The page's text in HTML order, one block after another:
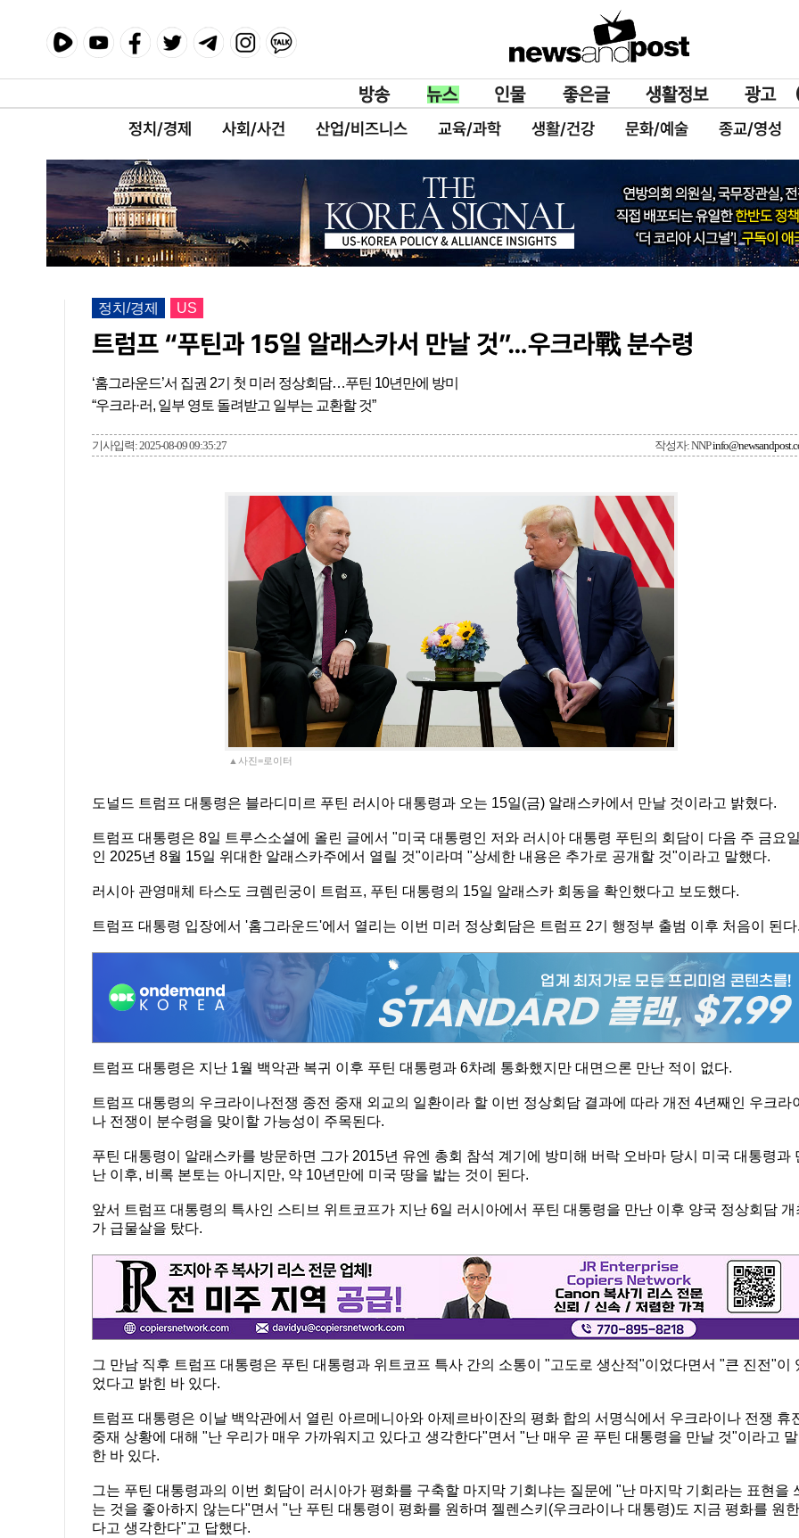
정치/경제 사회/사건 산업/비즈니스 교육/과학 생활/건강 문화/예술 종교/영성
정치/경제 US
트럼프 “푸틴과 15일 알래스카서 만날 것”…우크라戰 분수령
‘홈그라운드’서 집권 2기 첫 미러 정상회담…푸틴 10년만에 방미
“우크라·러, 일부 영토 돌려받고 일부는 교환할 것”
기사입력: 2025-08-09 09:35:27 작성자: NNP
▲사진=로이터
도널드 트럼프 대통령은 블라디미르 푸틴 러시아 대통령과 오는 15일(금) 알래스카에서 만날 것이라고 밝혔다.
트럼프 대통령은 8일 트루스소셜에 올린 글에서 "미국 대통령인 저와 러시아 대통령 푸틴의 회담이 다음 주 금요
인 2025년 8월 15일 위대한 알래스카주에서 열릴 것"이라며 "상세한 내용은 추가로 공개할 것"이라고 말했다.
러시아 관영매체 타스도 크렘린궁이 트럼프, 푸틴 대통령의 15일 알래스카 회동을 확인했다고 보도했다.
트럼프 대통령 입장에서 '홈그라운드'에서 열리는 이번 미러 정상회담은 트럼프 2기 행정부 출범 이후 처음이 된
트럼프 대통령은 지난 1월 백악관 복귀 이후 푸틴 대통령과 6차례 통화했지만 대면으론 만난 적이 없다.
트럼프 대통령의 우크라이나전쟁 종전 중재 외교의 일환이라 할 이번 정상회담 결과에 따라 개전 4년째인 우크라
나 전쟁이 분수령을 맞이할 가능성이 주목된다.
푸틴 대통령이 알래스카를 방문하면 그가 2015년 유엔 총회 참석 계기에 방미해 버락 오바마 당시 미국 대통령과
난 이후, 비록 본토는 아니지만, 약 10년만에 미국 땅을 밟는 것이 된다.
앞서 트럼프 대통령의 특사인 스티브 위트코프가 지난 6일 러시아에서 푸틴 대통령을 만난 이후 양국 정상회담 개
가 급물살을 탔다.
그 만남 직후 트럼프 대통령은 푸틴 대통령과 위트코프 특사 간의 소통이 "고도로 생산적"이었다면서 "큰 진전"이
었다고 밝힌 바 있다.
트럼프 대통령은 이날 백악관에서 열린 아르메니아와 아제르바이잔의 평화 합의 서명식에서 우크라이나 전쟁 휴
중재 상황에 대해 "난 우리가 매우 가까워지고 있다고 생각한다"면서 "난 매우 곧 푸틴 대통령을 만날 것"이라고 말
한 바 있다.
그는 푸틴 대통령과의 이번 회담이 러시아가 평화를 구축할 마지막 기회냐는 질문에 "난 마지막 기회라는 표현을
는 것을 좋아하지 않는다"면서 "난 푸틴 대통령이 평화를 원하며 젤렌스키(우크라이나 대통령)도 지금 평화를 원한
다고 생각한다"고 답했다.